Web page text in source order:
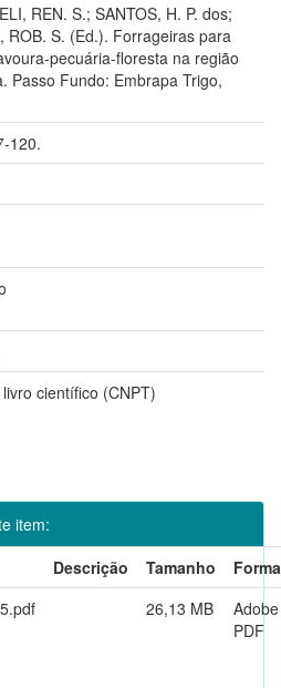
REN. S.; SANTOS, H. P. dos;
ROB. S. (Ed.). Forrageiras para
pecuária-floresta na região
Passo Fundo: Embrapa Trigo,
120.
científico (CNPT)
item:
Descrição Tamanho
26,13 MB
Adobe
PDF